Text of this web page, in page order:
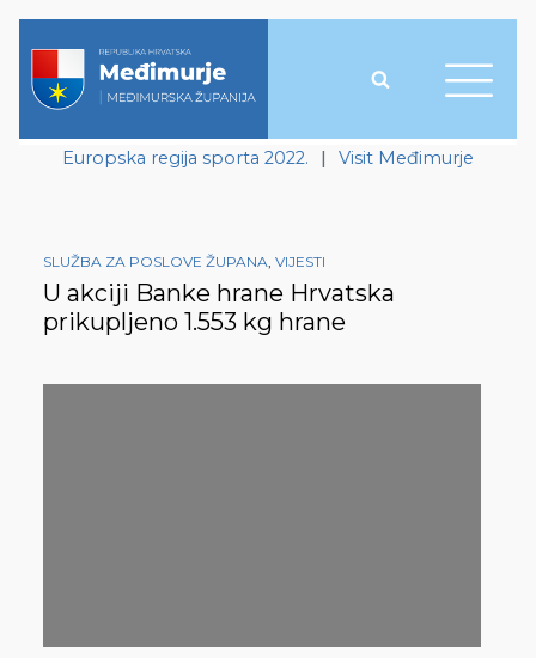
Europska regija sporta 2022. | Visit Međimurje
SLUŽBA ZA POSLOVE ŽUPANA, VIJESTI
U akciji Banke hrane Hrvatska
prikupljeno 1.553 kg hrane